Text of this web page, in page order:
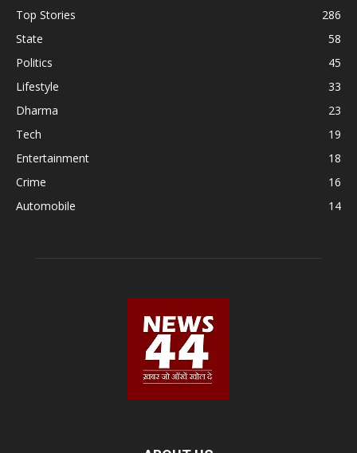
Top Stories
286
State
58
Politics
45
Lifestyle
33
Dharma
23
Tech
19
Entertainment
18
Crime
16
Automobile
14